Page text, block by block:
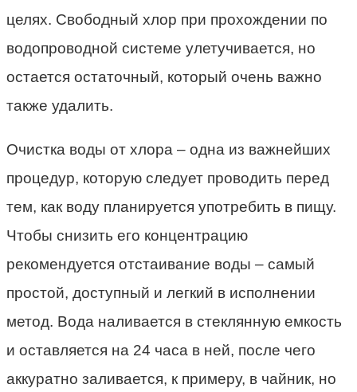
целях. Свободный хлор при прохождении по
водопроводной системе улетучивается, но
остается остаточный, который очень важно
также удалить.
Очистка воды от хлора – одна из важнейших
процедур, которую следует проводить перед
тем, как воду планируется употребить в пищу.
Чтобы снизить его концентрацию
рекомендуется отстаивание воды – самый
простой, доступный и легкий в исполнении
метод. Вода наливается в стеклянную емкость
и оставляется на 24 часа в ней, после чего
аккуратно заливается, к примеру, в чайник, но